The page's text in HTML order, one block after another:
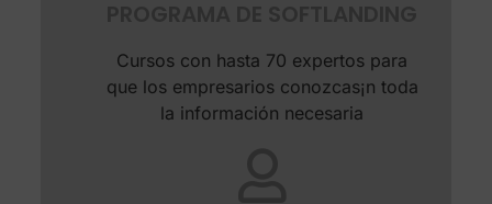
Cursos con hasta 70 expertos para
que los empresarios conozcas¡n toda
la información necesaria